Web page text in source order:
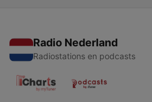
Radio Nederland
Radiostations en podcasts